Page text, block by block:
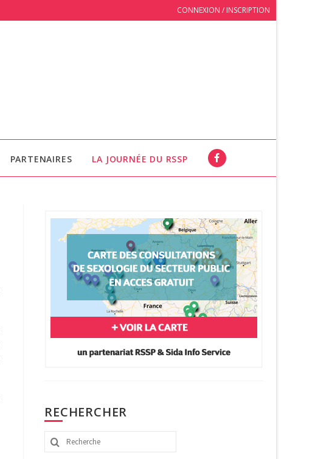
CONNEXION / INSCRIPTION
PARTENAIRES LA JOURNÉE DU RSSP
RECHERCHER
Rechercher
: